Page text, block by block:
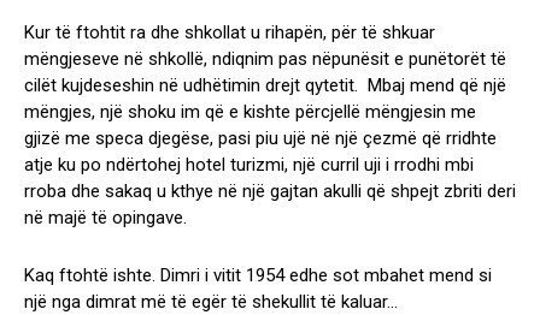
Kur të ftohtit ra dhe shkollat u rihapën, për të shkuar
mëngjeseve në shkollë, ndiqnim pas nëpunësit e punëtorët të
cilët kujdeseshin në udhëtimin drejt qytetit. Mbaj mend që një
mëngjes, një shoku im që e kishte përcjellë mëngjesin me
gjizë me speca djegëse, pasi piu ujë në një çezmë që rridhte
atje ku po ndërtohej hotel turizmi, një curril uji i rrodhi mbi
rroba dhe sakaq u kthye në një gajtan akulli që shpejt zbriti deri
në majë të opingave.
Kaq ftohtë ishte. Dimri i vitit 1954 edhe sot mbahet mend si
një nga dimrat më të egër të shekullit të kaluar…